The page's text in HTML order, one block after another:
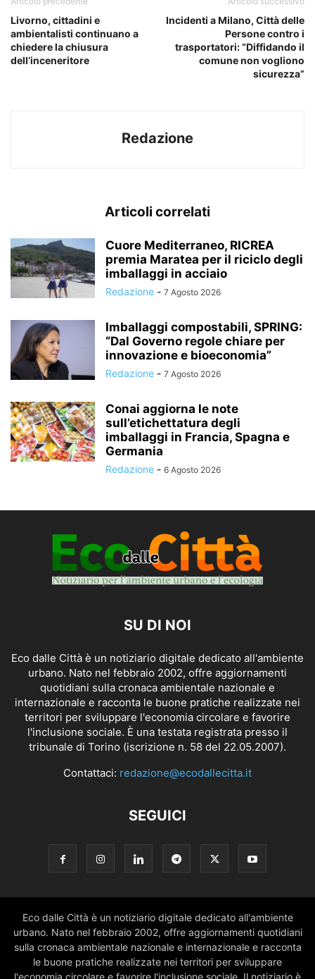
Livorno, cittadini e
ambientalisti continuano a
chiedere la chiusura
dell’inceneritore
Incidenti a Milano, Città delle
Persone contro i
trasportatori: “Diffidando il
comune non vogliono
sicurezza”
Redazione
Articoli correlati
Cuore Mediterraneo, RICREA
premia Maratea per il riciclo degli
imballaggi in acciaio
Redazione - 7 Agosto 2026
Imballaggi compostabili, SPRING:
“Dal Governo regole chiare per
innovazione e bioeconomia”
Redazione - 7 Agosto 2026
Conai aggiorna le note
sull’etichettatura degli
imballaggi in Francia, Spagna e
Germania
Redazione - 6 Agosto 2026
SU DI NOI
Eco dalle Città è un notiziario digitale dedicato all'ambiente
urbano. Nato nel febbraio 2002, offre aggiornamenti
quotidiani sulla cronaca ambientale nazionale e
internazionale e racconta le buone pratiche realizzate nei
territori per sviluppare l'economia circolare e favorire
l'inclusione sociale. È una testata registrata presso il
tribunale di Torino (iscrizione n. 58 del 22.05.2007).
Contattaci: redazione@ecodallecitta.it
SEGUICI
Eco dalle Città è un notiziario digitale dedicato all'ambiente
urbano. Nato nel febbraio 2002, offre aggiornamenti quotidiani
sulla cronaca ambientale nazionale e internazionale e racconta
le buone pratiche realizzate nei territori per sviluppare
l'economia circolare e favorire l'inclusione sociale. Il notiziario è